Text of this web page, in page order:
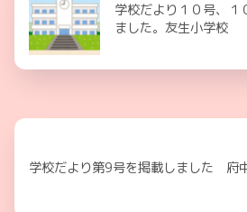
学校だより１０号、１
ました。友生小学校
学校だより第9号を掲載しました 府